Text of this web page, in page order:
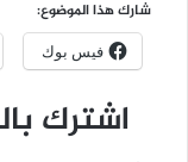
شارك هذا الموضوع:
فيس بوك
اشترك